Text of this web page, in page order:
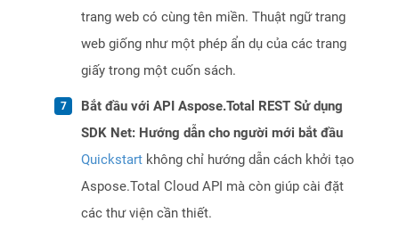
trang web có cùng tên miền. Thuật ngữ trang
web giống như một phép ẩn dụ của các trang
giấy trong một cuốn sách.
Bắt đầu với API Aspose.Total REST Sử dụng
SDK Net: Hướng dẫn cho người mới bắt đầu
Quickstart không chỉ hướng dẫn cách khởi tạo
Aspose.Total Cloud API mà còn giúp cài đặt
các thư viện cần thiết.